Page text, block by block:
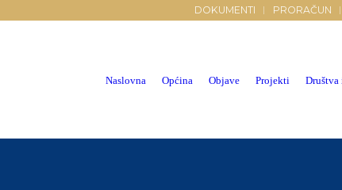
DOKUMENTI PRORAČUN
Naslovna Općina Objave Projekti Društva